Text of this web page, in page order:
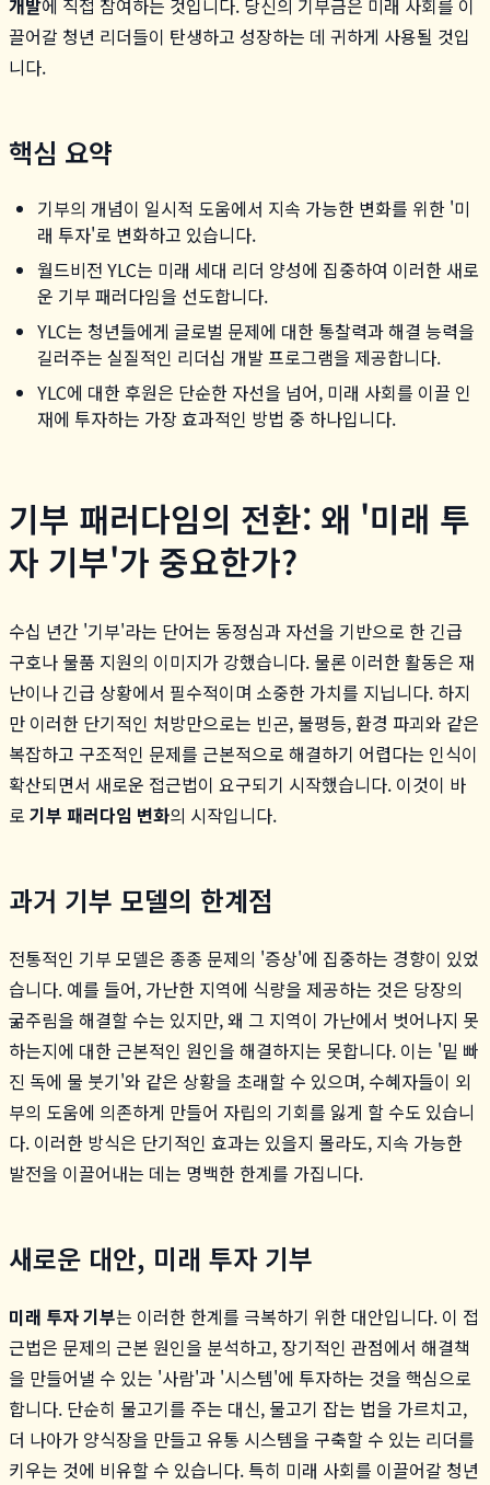
끌어갈 청년 리더들이 탄생하고 성장하는 데 귀하게 사용될 것입
니다.
핵심 요약
기부의 개념이 일시적 도움에서 지속 가능한 변화를 위한 '미
래 투자'로 변화하고 있습니다.
월드비전 YLC는 미래 세대 리더 양성에 집중하여 이러한 새로
운 기부 패러다임을 선도합니다.
YLC는 청년들에게 글로벌 문제에 대한 통찰력과 해결 능력을
길러주는 실질적인 리더십 개발 프로그램을 제공합니다.
YLC에 대한 후원은 단순한 자선을 넘어, 미래 사회를 이끌 인
재에 투자하는 가장 효과적인 방법 중 하나입니다.
기부 패러다임의 전환: 왜 '미래 투
자 기부'가 중요한가?
수십 년간 '기부'라는 단어는 동정심과 자선을 기반으로 한 긴급
구호나 물품 지원의 이미지가 강했습니다. 물론 이러한 활동은 재
난이나 긴급 상황에서 필수적이며 소중한 가치를 지닙니다. 하지
만 이러한 단기적인 처방만으로는 빈곤, 불평등, 환경 파괴와 같은
복잡하고 구조적인 문제를 근본적으로 해결하기 어렵다는 인식이
확산되면서 새로운 접근법이 요구되기 시작했습니다. 이것이 바
로 기부 패러다임 변화의 시작입니다.
과거 기부 모델의 한계점
전통적인 기부 모델은 종종 문제의 '증상'에 집중하는 경향이 있었
습니다. 예를 들어, 가난한 지역에 식량을 제공하는 것은 당장의
굶주림을 해결할 수는 있지만, 왜 그 지역이 가난에서 벗어나지 못
하는지에 대한 근본적인 원인을 해결하지는 못합니다. 이는 '밑 빠
진 독에 물 붓기'와 같은 상황을 초래할 수 있으며, 수혜자들이 외
부의 도움에 의존하게 만들어 자립의 기회를 잃게 할 수도 있습니
다. 이러한 방식은 단기적인 효과는 있을지 몰라도, 지속 가능한
발전을 이끌어내는 데는 명백한 한계를 가집니다.
새로운 대안, 미래 투자 기부
미래 투자 기부는 이러한 한계를 극복하기 위한 대안입니다. 이 접
근법은 문제의 근본 원인을 분석하고, 장기적인 관점에서 해결책
을 만들어낼 수 있는 '사람'과 '시스템'에 투자하는 것을 핵심으로
합니다. 단순히 물고기를 주는 대신, 물고기 잡는 법을 가르치고,
더 나아가 양식장을 만들고 유통 시스템을 구축할 수 있는 리더를
키우는 것에 비유할 수 있습니다. 특히 미래 사회를 이끌어갈 청년